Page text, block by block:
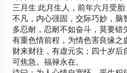
三月生 此月生人，前年六月受
不凡，内心强固，交际巧妙，脑
多忍耐，忍耐不如奋斗，莫要错
有重色情前程，为情色害良缘之
财来财往，有虚元实；四十岁后
可焦急。福禄永在。